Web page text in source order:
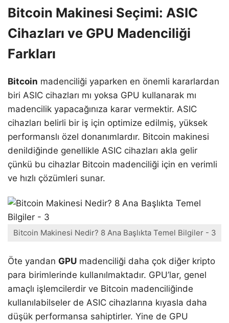
Bitcoin Makinesi Seçimi: ASIC
Cihazları ve GPU Madenciliği
Farkları
Bitcoin madenciliği yaparken en önemli kararlardan
biri ASIC cihazları mı yoksa GPU kullanarak mı
madencilik yapacağınıza karar vermektir. ASIC
cihazları belirli bir iş için optimize edilmiş, yüksek
performanslı özel donanımlardır. Bitcoin makinesi
denildiğinde genellikle ASIC cihazları akla gelir
çünkü bu cihazlar Bitcoin madenciliği için en verimli
ve hızlı çözümleri sunar.
Bitcoin Makinesi Nedir? 8 Ana Başlıkta Temel Bilgiler - 3
Öte yandan GPU madenciliği daha çok diğer kripto
para birimlerinde kullanılmaktadır. GPU’lar, genel
amaçlı işlemcilerdir ve Bitcoin madenciliğinde
kullanılabilseler de ASIC cihazlarına kıyasla daha
düşük performansa sahiptirler. Yine de GPU